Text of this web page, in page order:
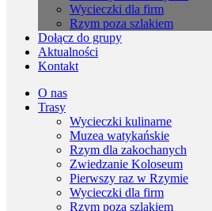
Wycieczki dla firm
Rzym poza szlakiem
Dołącz do grupy
Aktualności
Kontakt
O nas
Trasy
Wycieczki kulinarne
Muzea watykańskie
Rzym dla zakochanych
Zwiedzanie Koloseum
Pierwszy raz w Rzymie
Wycieczki dla firm
Rzym poza szlakiem